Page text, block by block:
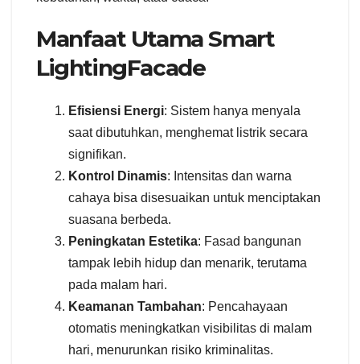
Manfaat Utama Smart
LightingFacade
Efisiensi Energi: Sistem hanya menyala
saat dibutuhkan, menghemat listrik secara
signifikan.
Kontrol Dinamis: Intensitas dan warna
cahaya bisa disesuaikan untuk menciptakan
suasana berbeda.
Peningkatan Estetika: Fasad bangunan
tampak lebih hidup dan menarik, terutama
pada malam hari.
Keamanan Tambahan: Pencahayaan
otomatis meningkatkan visibilitas di malam
hari, menurunkan risiko kriminalitas.